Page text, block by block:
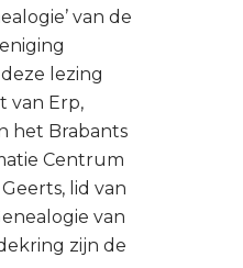
van de
lezing
van Erp,
het Brabants
Centrum
lid van
van
zijn de